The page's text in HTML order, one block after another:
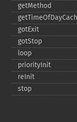
getMethod
gotExit
gotStop
loop
priorityInit
reInit
stop